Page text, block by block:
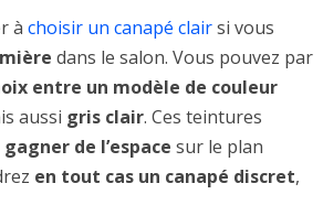
à choisir un canapé clairsi vous
dans le salon. Vous pouvez par
entre un modèle de couleur
aussi gris clair. Ces teintures
de l’espace sur le plan
en tout cas un canapé discret,